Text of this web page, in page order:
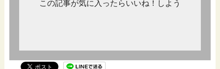
この記事が気に入ったらいいね！しよう